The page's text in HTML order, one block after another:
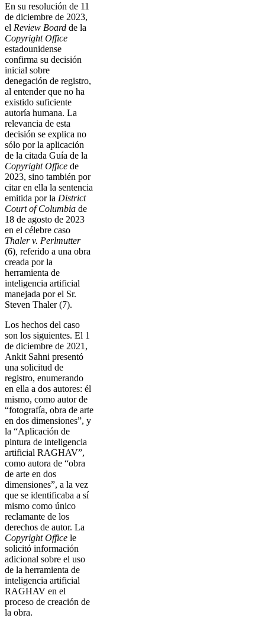
En su resolución de 11
de diciembre de 2023,
el Review Board de la
Copyright Office
estadounidense
confirma su decisión
inicial sobre
denegación de registro,
al entender que no ha
existido suficiente
autoría humana. La
relevancia de esta
decisión se explica no
sólo por la aplicación
de la citada Guía de la
Copyright Office de
2023, sino también por
citar en ella la sentencia
emitida por la District
Court of Columbia de
18 de agosto de 2023
en el célebre caso
Thaler v. Perlmutter
(6) referido a una obra
creada por la
herramienta de
inteligencia artificial
manejada por el Sr.
Steven Thaler (7).
Los hechos del caso
son los siguientes. El 1
de diciembre de 2021,
Ankit Sahni presentó
una solicitud de
registro, enumerando
en ella a dos autores: él
mismo, como autor de
“fotografía, obra de arte
en dos dimensiones”, y
la “Aplicación de
pintura de inteligencia
artificial RAGHAV”,
como autora de “obra
de arte en dos
dimensiones”, a la vez
que se identificaba a sí
mismo como único
reclamante de los
derechos de autor. La
Copyright Office le
solicitó información
adicional sobre el uso
de la herramienta de
inteligencia artificial
RAGHAV en el
proceso de creación de
la obra.